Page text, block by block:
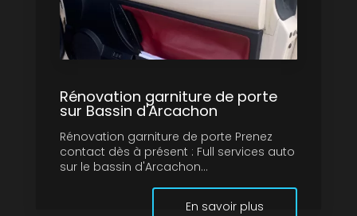
Rénovation garniture de porte
sur Bassin d'Arcachon
Rénovation garniture de porte Prenez
contact dès à présent : Full services auto
sur le bassin d'Arcachon...
En savoir plus